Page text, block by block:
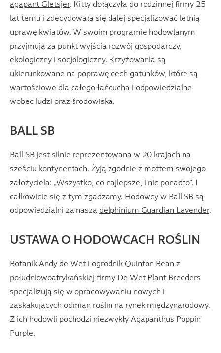
agapant Gletsjer. Kitty dołączyła do rodzinnej firmy 25
lat temu i zdecydowała się dalej specjalizować letnią
uprawę kwiatów. W swoim programie hodowlanym
przyjmują za punkt wyjścia rozwój gospodarczy,
ekologiczny i socjologiczny. Krzyżowania są
ukierunkowane na poprawę cech gatunków, które są
wartościowe dla całego łańcucha i odpowiedzialne
wobec ludzi oraz środowiska.
BALL SB
Ball SB jest silnie reprezentowana w 20 krajach na
sześciu kontynentach. Żyją zgodnie z mottem swojego
założyciela: „Wszystko, co najlepsze, i nic ponadto”. I
całkowicie się z tym zgadzamy. Hodowcy w Ball SB są
odpowiedzialni za naszą delphinium Guardian Lavender.
USTAWA O HODOWCACH ROŚLIN
Botanik Andy de Wet i ogrodnik Quinton Bean z
południowoafrykańskiej firmy De Wet Plant Breeders
specjalizują się w opracowywaniu nowych i
zaskakujących odmian roślin na rynek międzynarodowy.
Z ich hodowli pochodzi niezwykły Agapanthus Poppin'
Purple.